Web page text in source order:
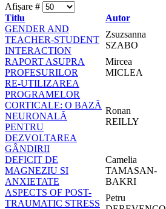
Afișare #
Titlu
Autor
GENDER AND
TEACHER-STUDENT
INTERACTION
Zsuzsanna
SZABO
RAPORT ASUPRA
PROFESURILOR
Mircea
MICLEA
RE-UTILIZAREA
PROGRAMELOR
CORTICALE: O BAZĂ
NEURONALĂ
PENTRU
DEZVOLTAREA
GÂNDIRII
Ronan
REILLY
DEFICIT DE
MAGNEZIU SI
ANXIETATE
Camelia
TAMASAN-
BAKRI
ASPECTS OF POST-
TRAUMATIC STRESS
Petru